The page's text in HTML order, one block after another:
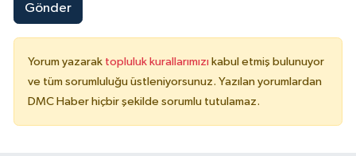
Gönder
Yorum yazarak topluluk kurallarımızı kabul etmiş bulunuyor
ve tüm sorumluluğu üstleniyorsunuz. Yazılan yorumlardan
DMC Haber hiçbir şekilde sorumlu tutulamaz.